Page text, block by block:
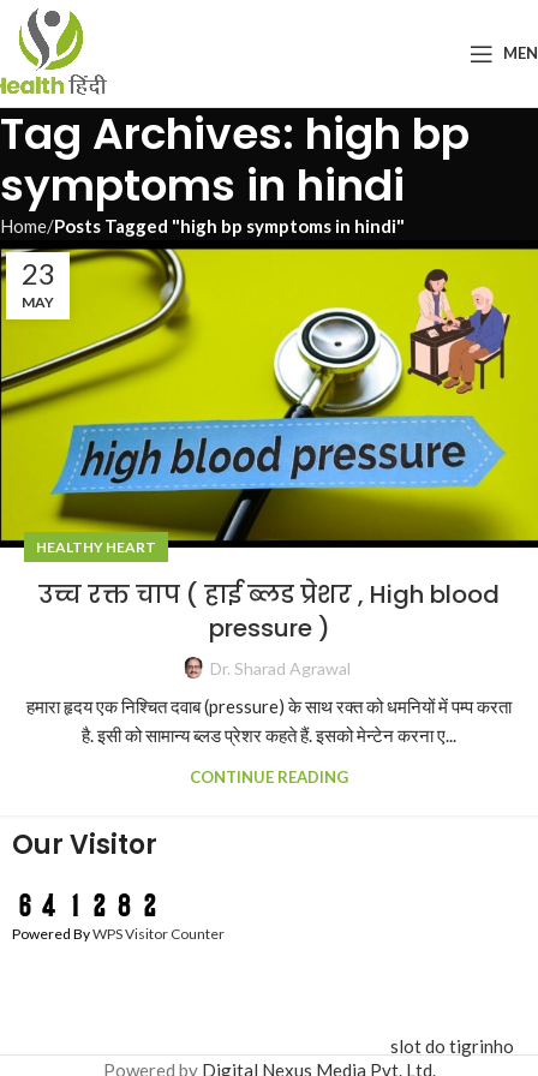
Tag Archives: high bp
symptoms in hindi
Home Posts Tagged "high bp symptoms in hindi"
23
MAY
HEALTHY HEART
उच्च रक्त चाप ( हाई ब्लड प्रेशर , High blood
pressure )
Dr. Sharad Agrawal
हमारा हृदय एक निश्चित दवाब (pressure) के साथ रक्त को धमनियों में पम्प करता
है. इसी को सामान्य ब्लड प्रेशर कहते हैं. इसको मेन्टेन करना ए...
CONTINUE READING
Our Visitor
Powered ByWPS Visitor Counter
Powered by Digital Nexus Media Pvt. Ltd.
slot do tigrinho